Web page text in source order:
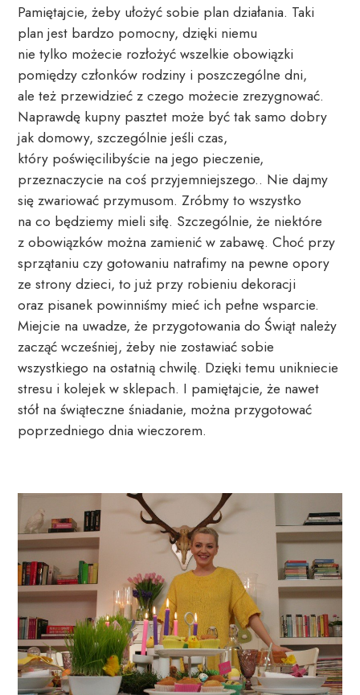
Pamiętajcie, żeby ułożyć sobie plan działania. Taki
plan jest bardzo pomocny, dzięki niemu
nie tylko możecie rozłożyć wszelkie obowiązki
pomiędzy członków rodziny i poszczególne dni,
ale też przewidzieć z czego możecie zrezygnować.
Naprawdę kupny pasztet może być tak samo dobry
jak domowy, szczególnie jeśli czas,
który poświęcilibyście na jego pieczenie,
przeznaczycie na coś przyjemniejszego.. Nie dajmy
się zwariować przymusom. Zróbmy to wszystko
na co będziemy mieli siłę. Szczególnie, że niektóre
z obowiązków można zamienić w zabawę. Choć przy
sprzątaniu czy gotowaniu natrafimy na pewne opory
ze strony dzieci, to już przy robieniu dekoracji
oraz pisanek powinniśmy mieć ich pełne wsparcie.
Miejcie na uwadze, że przygotowania do Świąt należy
zacząć wcześniej, żeby nie zostawiać sobie
wszystkiego na ostatnią chwilę. Dzięki temu unikniecie
stresu i kolejek w sklepach. I pamiętajcie, że nawet
stół na świąteczne śniadanie, można przygotować
poprzedniego dnia wieczorem.